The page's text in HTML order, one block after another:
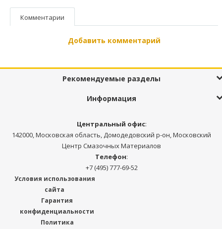
Комментарии
Добавить комментарий
Рекомендуемые разделы
Информация
Центральный офис:
142000, Московская область, Домодедовский р-он, Московский
Центр Смазочных Материалов
Телефон:
+7 (495) 777-69-52
Условия использования
сайта
Гарантия
конфиденциальности
Политика